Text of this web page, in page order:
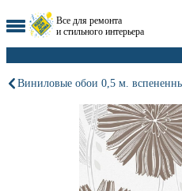
Все для ремонта
и стильного интерьера
Виниловые обои 0,5 м.